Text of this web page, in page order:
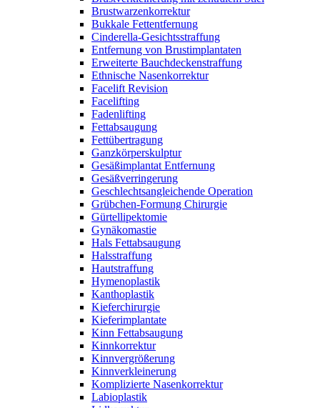
Brustwarzenkorrektur
Bukkale Fettentfernung
Cinderella-Gesichtsstraffung
Entfernung von Brustimplantaten
Erweiterte Bauchdeckenstraffung
Ethnische Nasenkorrektur
Facelift Revision
Facelifting
Fadenlifting
Fettabsaugung
Fettübertragung
Ganzkörperskulptur
Gesäßimplantat Entfernung
Gesäßverringerung
Geschlechtsangleichende Operation
Grübchen-Formung Chirurgie
Gürtellipektomie
Gynäkomastie
Hals Fettabsaugung
Halsstraffung
Hautstraffung
Hymenoplastik
Kanthoplastik
Kieferchirurgie
Kieferimplantate
Kinn Fettabsaugung
Kinnkorrektur
Kinnvergrößerung
Kinnverkleinerung
Komplizierte Nasenkorrektur
Labioplastik